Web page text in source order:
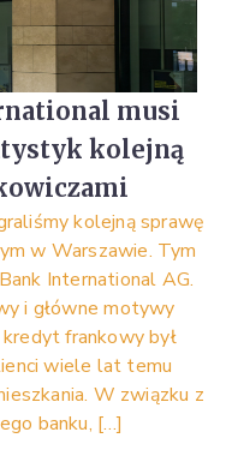
musi
kolejną
kolejną sprawę
w Warszawie. Tym
International AG.
i główne motywy
frankowy był
wiele lat temu
W związku z
banku, […]